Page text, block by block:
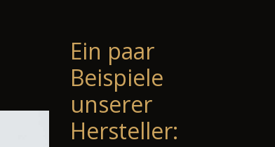
Ein paar
Beispiele
unserer
Hersteller: